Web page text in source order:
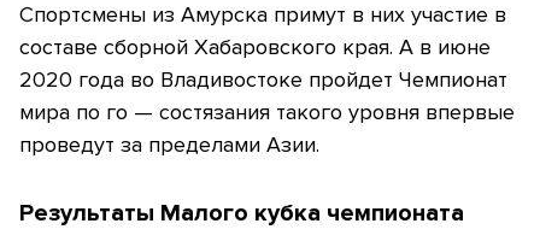
Спортсмены из Амурска примут в них участие в
составе сборной Хабаровского края. А в июне
2020 года во Владивостоке пройдет Чемпионат
мира по го — состязания такого уровня впервые
проведут за пределами Азии.
Результаты Малого кубка чемпионата